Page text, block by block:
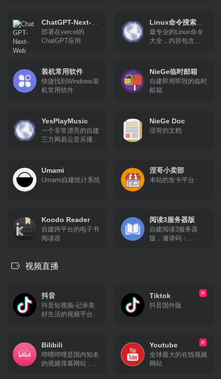
析,json转xml,xml转
json,json解析,json在
线解析,json在线解析
及格式化,unix时间戳
ChatGPT-Next-
Web
部署在vercel的
ChatGPT应用
Linux命令搜索引
擎
最专业的Linux命令
大全，内容包含
的Linux命令速查手
册。
装机常用软件
快捷找到Windows装
机常用软件
NieGe临时邮箱
自建即用即毁的临时
邮箱
YesPlayMusic
一个非常漂亮的自建
三方网易云音乐播放
NieGe Doc
涅哥的文档
Umami
Umami自建统计系统
涅哥小卖部
本站的发卡平台
Koodo Reader
自建跨平台的电子书
阅读器
阅读3服务器版
自建阅读3服务器
版，邀请码：
视频直播
抖音
抖音短视频-记录美
好生活的视频平台.
外
Tiktok
抖音国外版
Bilibili
哔哩哔哩是国内知名
的视频弹幕网站，这
外
Youtube
全球最大的在线视频
网站